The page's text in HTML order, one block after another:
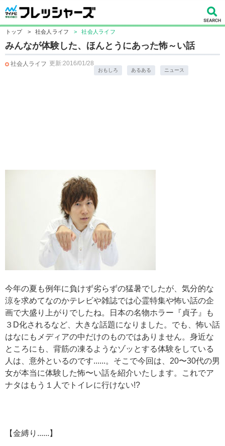
トップ > 社会人ライフ > 社会人ライフ
みんなが体験した、ほんとうにあった怖～い話
社会人ライフ 更新:2016/01/28
おもしろ あるある ニュース
今年の夏も例年に負けず劣らずの猛暑でしたが、気分的な
涼を求めてなのかテレビや雑誌では心霊特集や怖い話の企
画で大盛り上がりでしたね。日本の名物ホラー『貞子』も
３D化されるなど、大きな話題になりました。でも、怖い話
はなにもメディアの中だけのものではありません。身近な
ところにも、背筋の凍るようなゾッとする体験をしている
人は、意外といるのです......。そこで今回は、20〜30代の男
女が本当に体験した怖〜い話を紹介いたします。これでア
ナタはもう１人でトイレに行けない!?
【金縛り......】